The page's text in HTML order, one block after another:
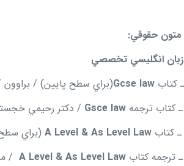
متون حقوقي:
زبان انگليسي تخصصي
Gcse law(براي سطح پايين) /
Gsce law / دكتر رحيمي
A Level & As Level Law (براي
A Level & As Level Law
/